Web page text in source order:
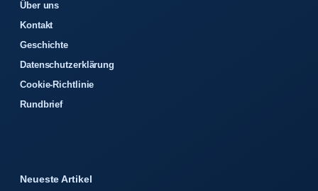
Über uns
Kontakt
Geschichte
Datenschutzerklärung
Cookie-Richtlinie
Rundbrief
Neueste Artikel